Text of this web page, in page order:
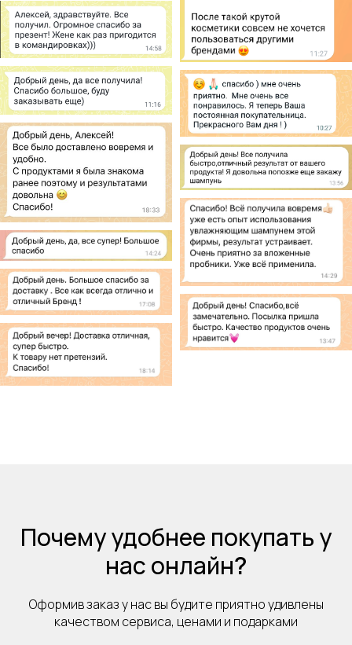
Почему удобнее покупать у
нас онлайн?
Оформив заказ у нас вы будите приятно удивлены
качеством сервиса, ценами и подарками